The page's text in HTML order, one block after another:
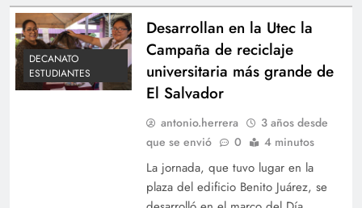
DECANATO
ESTUDIANTES
Desarrollan en la Utec la
Campaña de reciclaje
universitaria más grande de
El Salvador
antonio.herrera
3 años desde
que se envió
0 4 minutos
La jornada, que tuvo lugar en la
plaza del edificio Benito Juárez, se